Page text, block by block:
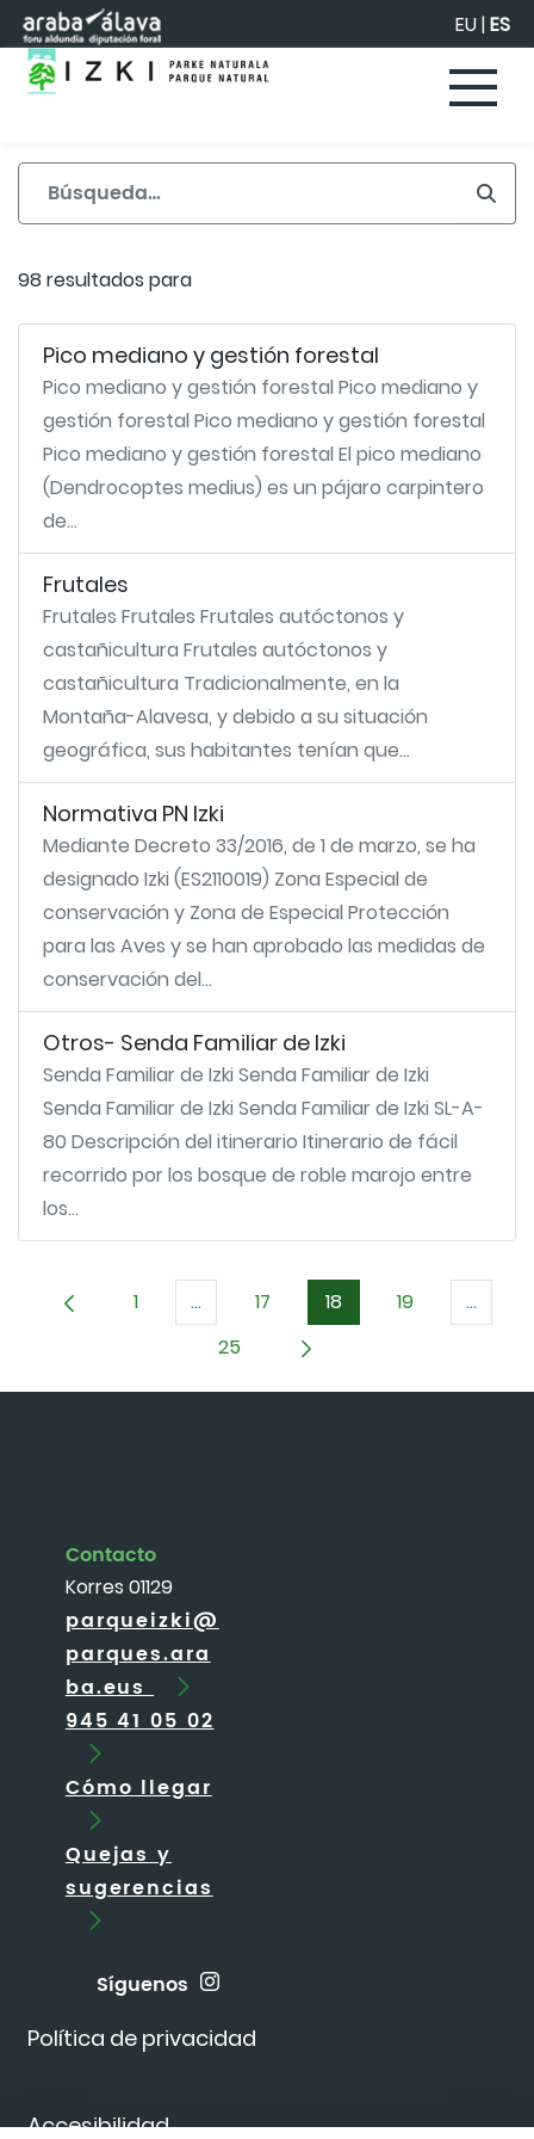
Saltar al contenido principal EU|ES
98 resultados para
Pico mediano y gestión forestal
Pico mediano y gestión forestal Pico mediano y
gestión forestal Pico mediano y gestión forestal
Pico mediano y gestión forestal El pico mediano
(Dendrocoptes medius) es un pájaro carpintero
de...
Frutales
Frutales Frutales Frutales autóctonos y
castañicultura Frutales autóctonos y
castañicultura Tradicionalmente, en la
Montaña-Alavesa, y debido a su situación
geográfica, sus habitantes tenían que...
Normativa PN Izki
Mediante Decreto 33/2016, de 1 de marzo, se ha
designado Izki (ES2110019) Zona Especial de
conservación y Zona de Especial Protección
para las Aves y se han aprobado las medidas de
conservación del...
Otros- Senda Familiar de Izki
Senda Familiar de Izki Senda Familiar de Izki
Senda Familiar de Izki Senda Familiar de Izki SL-A-
80 Descripción del itinerario Itinerario de fácil
recorrido por los bosque de roble marojo entre
los...
Página
1 ...Páginas intermedias Use TAB para
Página
17 Página
18 Página
19 ...
Página
25
Política de privacidad
Accesibilidad
Contacto
Korres 01129
parqueizki@
parques.ara
ba.eus
945 41 05 02
Cómo llegar
Quejas y
sugerencias
Síguenos